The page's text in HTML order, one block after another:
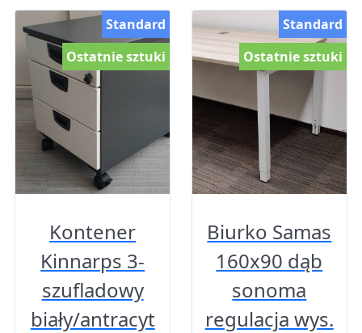
Ostatnie sztuki
Standard
Kontener
Kinnarps 3-
szufladowy
biały/antracyt
Ostatnie sztuki
Standard
Biurko Samas
160x90 dąb
sonoma
regulacja wys.